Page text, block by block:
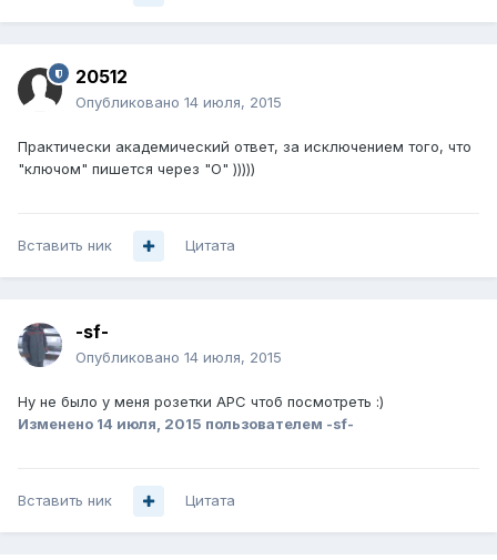
20512
Опубликовано 14 июля, 2015
Практически академический ответ, за исключением того, что
"ключом" пишется через "О" )))))
Вставить ник Цитата
-sf-
Опубликовано 14 июля, 2015
Ну не было у меня розетки APC чтоб посмотреть :)
Изменено 14 июля, 2015 пользователем -sf-
Вставить ник Цитата